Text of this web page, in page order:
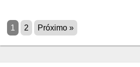
1 2 Próximo »